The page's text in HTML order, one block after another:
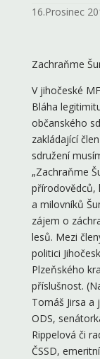
16.Prosinec
Zachraňme
V jihočeské
Bláha
občanského
zakládající
sdružení
„Zachraňme
přírodovědců,
a milovníků
zájem o
lesů. Mezi
politici
Plzeňského
příslušnost.
Tomáš Jirsa a
ODS,
Rippelová či
ČSSD,